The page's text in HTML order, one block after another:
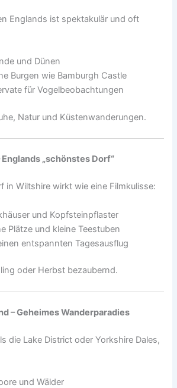
Englands ist spektakulär und oft
und Dünen
Burgen wie Bamburgh Castle
für Vogelbeobachtungen
Natur und Küstenwanderungen.
„schönstes Dorf“
in Wiltshire wirkt wie eine Filmkulisse:
und Kopfsteinpflaster
Plätze und kleine Teestuben
entspannten Tagesausflug
oder Herbst bezaubernd.
– Geheimes Wanderparadies
die Lake District oder Yorkshire Dales,
und Wälder